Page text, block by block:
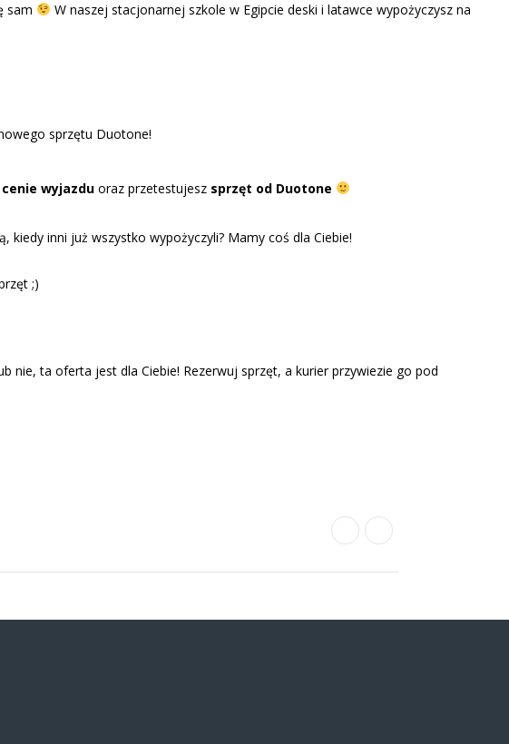
sam
W naszej stacjonarnej szkole w Egipcie deski i latawce wypożyczysz na
wyjazdu oraz przetestujesz sprzęt od Duotone
kiedy inni już wszystko wypożyczyli? Mamy coś dla Ciebie!
nie, ta oferta jest dla Ciebie! Rezerwuj sprzęt, a kurier przywiezie go pod